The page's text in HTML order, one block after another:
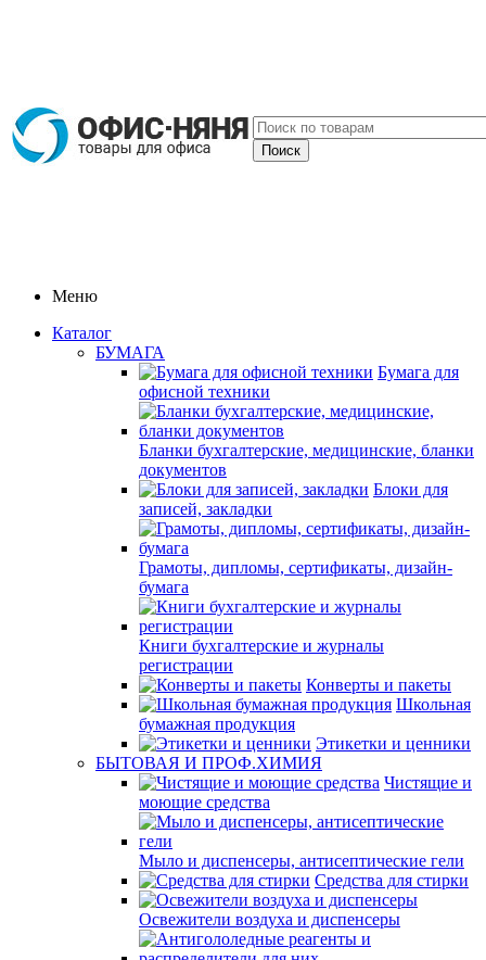
Меню
Каталог
БУМАГА
Бумага для
офисной техники
Бланки бухгалтерские, медицинские, бланки
документов
Блоки для
записей, закладки
Грамоты, дипломы, сертификаты, дизайн-
бумага
Книги бухгалтерские и журналы
регистрации
Конверты и пакеты
Школьная
бумажная продукция
Этикетки и ценники
БЫТОВАЯ И ПРОФ.ХИМИЯ
Чистящие и
моющие средства
Мыло и диспенсеры, антисептические гели
Средства для стирки
Освежители воздуха и диспенсеры